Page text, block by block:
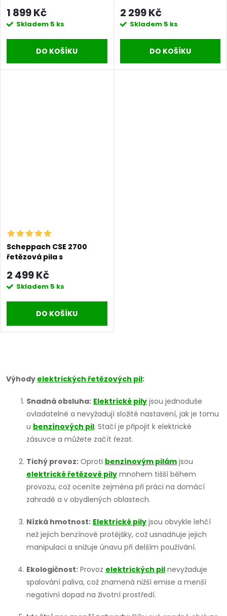
2400 W
1 899 Kč
Skladem 5 ks
DO KOŠÍKU
2400 W
2 299 Kč
Skladem 5 ks
DO KOŠÍKU
Scheppach CSE 2700
řetězová pila s
2700 W
2 499 Kč
Skladem 5 ks
DO KOŠÍKU
v
Výhody elektrických řetězových pil:
Snadná obsluha: Elektrické pily jsou jednoduše
ovladatelné a nevyžadují složité nastavení, jak je tomu
u benzínových pil. Stačí je připojit k elektrické
zásuvce a můžete začít řezat.
Tichý provoz: Oproti benzínovým pilám jsou
elektrické řetězové pily mnohem tišší během
provozu, což oceníte zejména při práci na domácí
zahradě a v obydlených oblastech.
Nízká hmotnost: Elektrické pily jsou obvykle lehčí
než jejich benzínové protějšky, což usnadňuje jejich
manipulaci a snižuje únavu při delším používání.
Ekologičnost: Provoz elektrických pil nevyžaduje
spalování paliva, což znamená nižší emise a menší
negativní dopad na životní prostředí.